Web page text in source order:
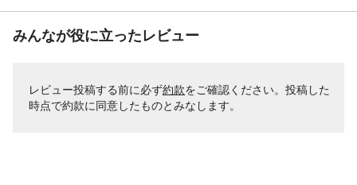
みんなが役に立ったレビュー
レビュー投稿する前に必ず約款をご確認ください。投稿した
時点で約款に同意したものとみなします。